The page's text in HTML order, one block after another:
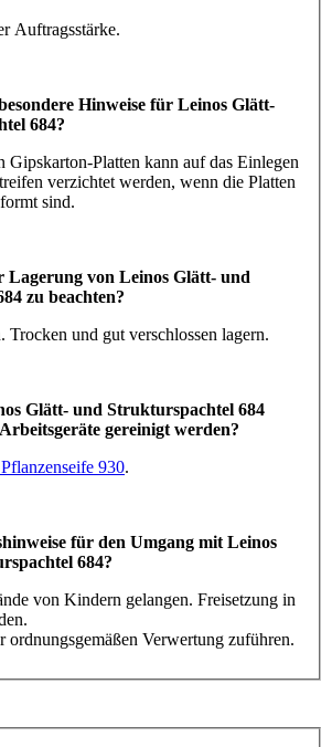
Auftragsstärke.
Hinweise für Leinos Glätt-
684?
Platten kann auf das Einlegen
verzichtet werden, wenn die Platten
sind.
Lagerung von Leinos Glätt- und
zu beachten?
Trocken und gut verschlossen lagern.
Glätt- und Strukturspachtel 684
gereinigt werden?
930.
für den Umgang mit Leinos
684?
von Kindern gelangen. Freisetzung in
ordnungsgemäßen Verwertung zuführen.